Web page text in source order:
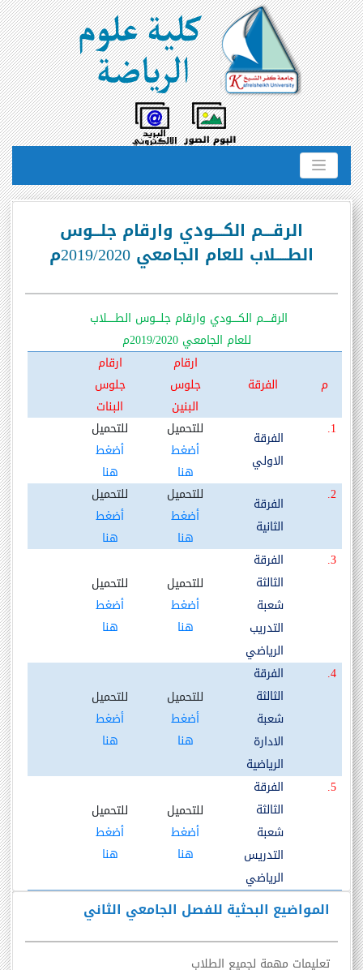
المواضيع البحثية للفصل الجامعي الثاني
تعليمات مهمة لجميع الطلاب
الرقــــم الكــــودي وارقام جلـــوس
الطـــــلاب للعام الجامعي 2019/2020م
الرقــــم الكــــودي وارقام جلـــوس الطـــــلاب
للعام الجامعي 2019/2020م
م الفرقة
ارقام
جلوس
البنين
ارقام
جلوس
البنات
1.
الفرقة
الاولي
للتحميل
أضغط
هنا
للتحميل
أضغط
هنا
2.
الفرقة
الثانية
للتحميل
أضغط
هنا
للتحميل
أضغط
هنا
3.
الفرقة
الثالثة
شعبة
التدريب
الرياضي
للتحميل
أضغط
هنا
للتحميل
أضغط
هنا
4.
الفرقة
الثالثة
شعبة
الادارة
الرياضية
للتحميل
أضغط
هنا
للتحميل
أضغط
هنا
5.
الفرقة
الثالثة
شعبة
التدريس
الرياضي
للتحميل
أضغط
هنا
للتحميل
أضغط
هنا